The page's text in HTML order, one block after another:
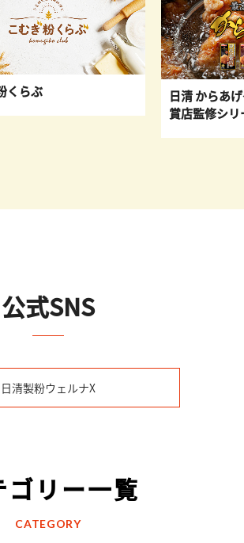
くらぶ
日清 からあ
賞店監修シリ
公式SNS
日清製粉ウェルナX
ゴリー一覧
CATEGORY